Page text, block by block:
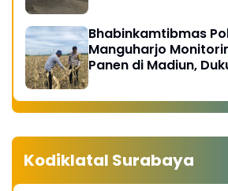
Bhabinkamtibmas
Manguharjo
Panen di Madiun,
Kodiklatal Surabaya